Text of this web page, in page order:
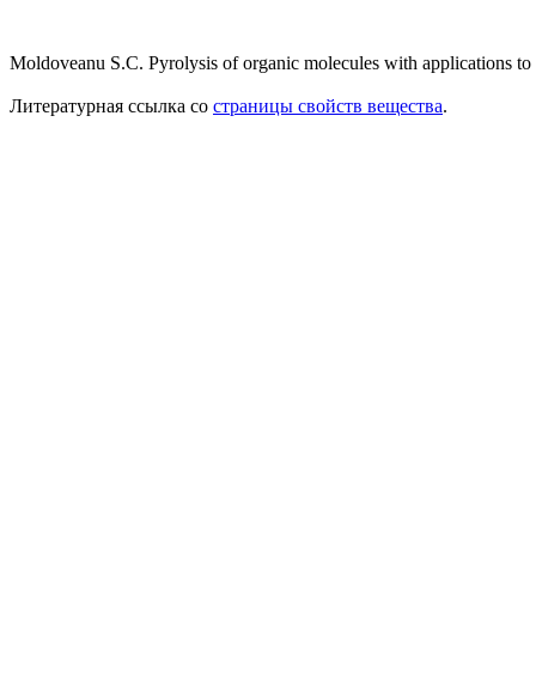
Moldoveanu S.C. Pyrolysis of organic molecules with applications
Литературная ссылка со страницы свойств вещества.